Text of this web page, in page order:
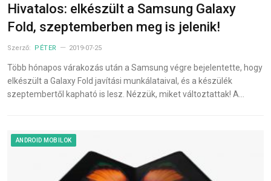
Hivatalos: elkészült a Samsung Galaxy
Fold, szeptemberben meg is jelenik!
Szerző: PÉTER 2019-07-25
Több hónapos várakozás után a Samsung végre bejelentette, hogy
elkészült a Galaxy Fold javítási munkálataival, és a készülék
szeptembertől kapható is lesz. Nézzük, miket változtattak! A…
ANDROID MOBILOK